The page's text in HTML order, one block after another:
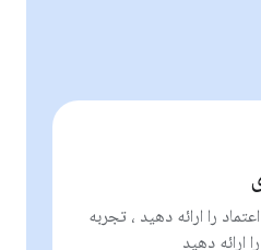
را ارائه دهید ، تجربه
ارائه دهید